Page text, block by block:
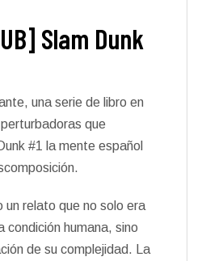
Slam Dunk
una serie de libro en
que
#1 la mente español
un relato que no solo era
condición humana, sino
de su complejidad. La